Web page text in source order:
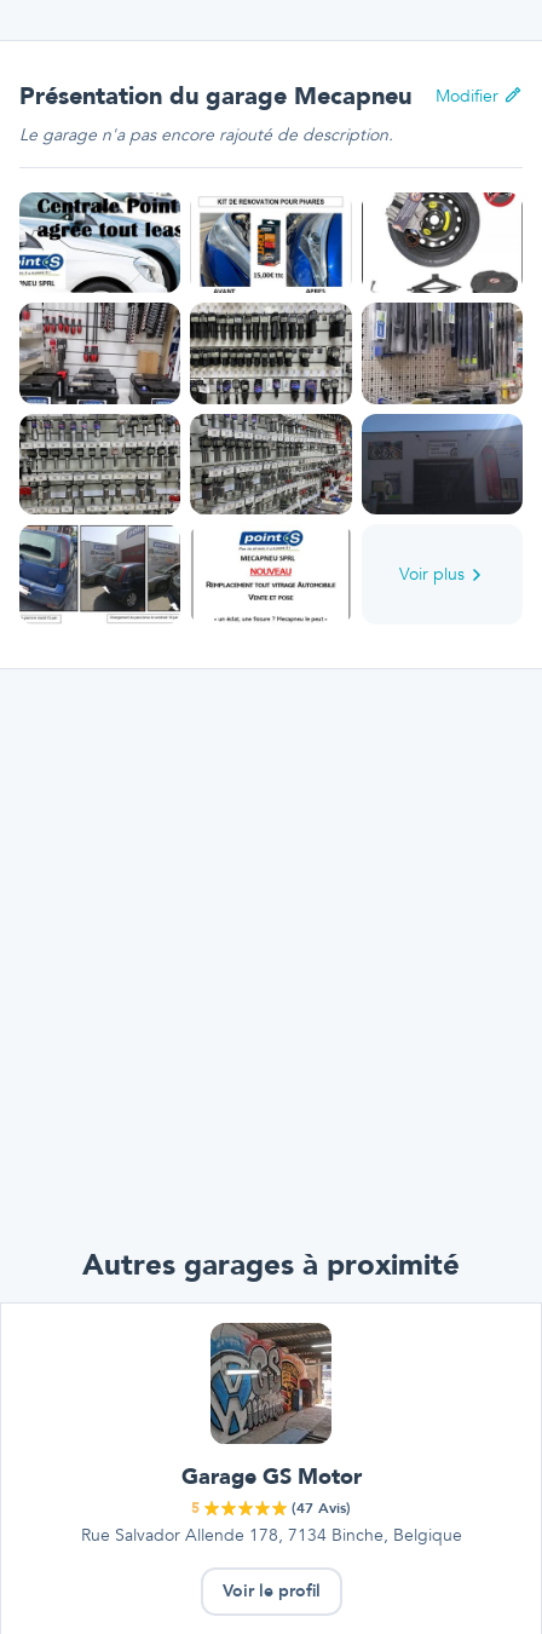
Présentation du garage Mecapneu
Modifier
Le garage n'a pas encore rajouté de description.
Voir plus
Autres garages à proximité
Garage GS Motor
5 (47 Avis)
Rue Salvador Allende 178, 7134 Binche, Belgique
Voir le profil